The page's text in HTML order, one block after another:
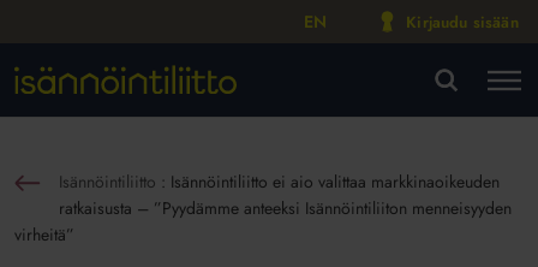
EN Kirjaudu sisään
Isännöintiliitto : Isännöintiliitto ei aio valittaa markkinaoikeuden
ratkaisusta – ”Pyydämme anteeksi Isännöintiliiton menneisyyden
virheitä”